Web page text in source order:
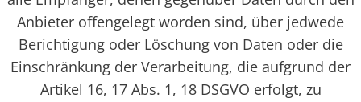
Anbieter offengelegt worden sind, über jedwede
Berichtigung oder Löschung von Daten oder die
Einschränkung der Verarbeitung, die aufgrund der
Artikel 16, 17 Abs. 1, 18 DSGVO erfolgt, zu